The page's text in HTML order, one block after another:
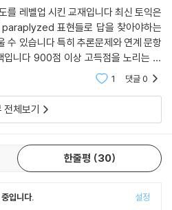
를 레벨업 시킨 교재입니다 최신 토익은
paraplyzed 표현들로 답을 찾아야하는
수 있습니다 특히 추론문제와 연계 문항
입니다 900점 이상 고득점을 노리는 토
서라고 느낍니다 무엇보다 신토익의 최
1 댓글0
전체보기
한줄평 30
입니다. 설정